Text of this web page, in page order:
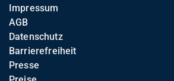
Impressum
AGB
Datenschutz
Barrierefreiheit
Presse